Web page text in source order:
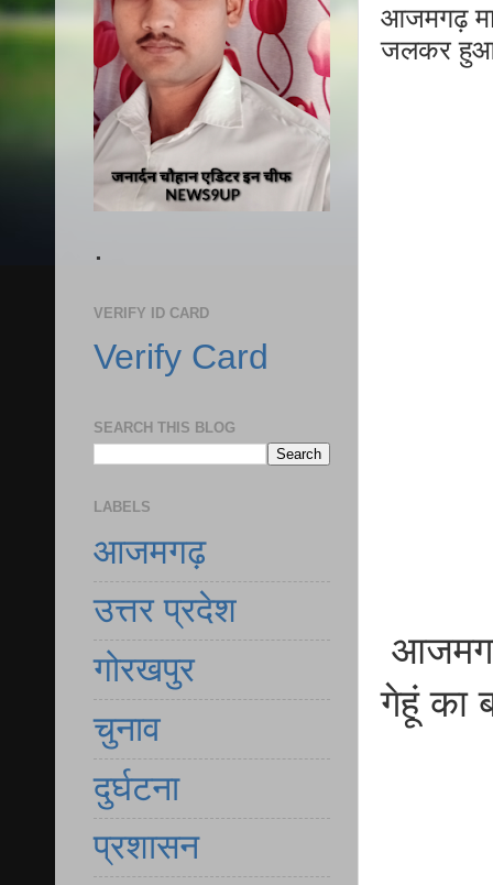
आजमगढ़
जलकर
गेहूं का
.
VERIFY ID CARD
Verify Card
SEARCH THIS BLOG
LABELS
आजमगढ़
उत्तर प्रदेश
गोरखपुर
चुनाव
दुर्घटना
प्रशासन